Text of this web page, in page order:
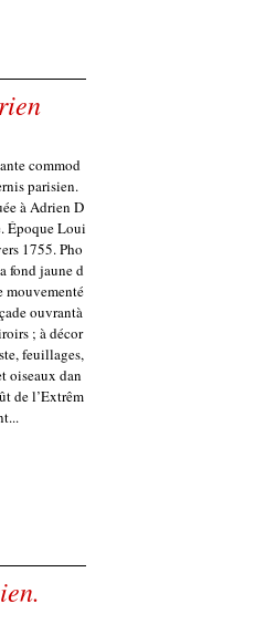
commod
parisien.
à Adrien D
Époque Loui
1755. Pho
fond jaune d
mouvementé
ouvrantà
; à décor
feuillages,
oiseaux dan
de l’Extrêm